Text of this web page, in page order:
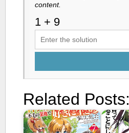
content.
Related Posts: